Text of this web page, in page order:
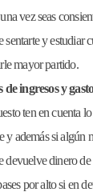
vez seas
sentarte y estudiar
mayor partido.
de ingresos y
ten en cuenta
y además si algún
devuelve dinero
por alto si en